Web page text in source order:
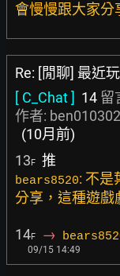
會慢慢跟大家分
Re: [閒聊] 最近
[ C_Chat ] 14 留
作者: ben010302
(10月前)
13F 推
bears8520: 不是
分享，這種遊戲
14F →
09/15 14:49